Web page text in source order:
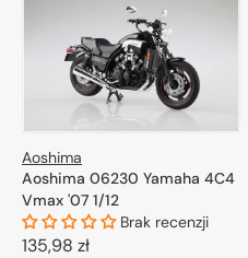
Aoshima
Aoshima 06230 Yamaha 4C4
Vmax '07 1/12
Brak recenzji
Cena
135,98 zł